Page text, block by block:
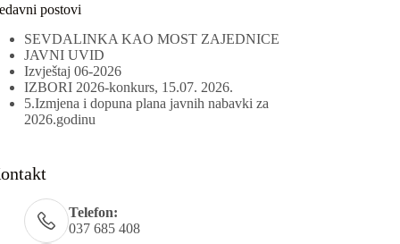
postovi
SEVDALINKA KAO MOST ZAJEDNICE
JAVNI UVID
Izvještaj 06-2026
IZBORI 2026-konkurs, 15.07. 2026.
5.Izmjena i dopuna plana javnih nabavki za
2026.godinu
Telefon:
037 685 408